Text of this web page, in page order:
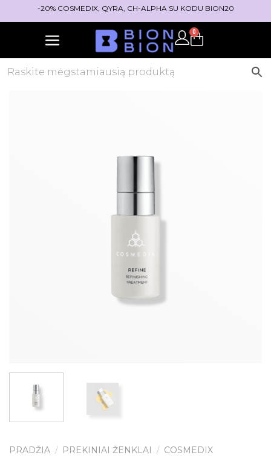
-20% COSMEDIX, QYRA, CH-ALPHA SU KODU BION20
0
PRADŽIA / PREKINIAI ŽENKLAI / COSMEDIX